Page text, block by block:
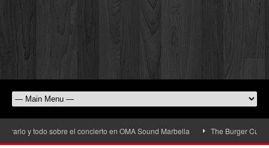
y todo sobre el concierto en OMA Sound Marbella The Burger Cup